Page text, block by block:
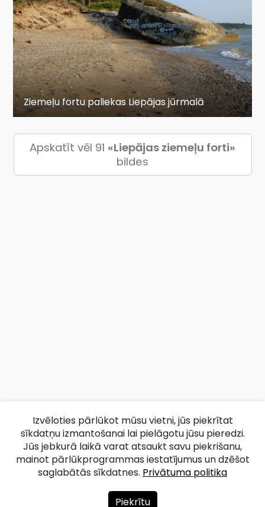
Ziemeļu fortu paliekas Liepājas jūrmalā
Apskatīt vēl 91 «Liepājas ziemeļu forti»
bildes
Izvēloties pārlūkot mūsu vietni, jūs piekrītat
sīkdatņu izmantošanai lai pielāgotu jūsu pieredzi.
Jūs jebkurā laikā varat atsaukt savu piekrišanu,
mainot pārlūkprogrammas iestatījumus un dzēšot
saglabātās sīkdatnes. Privātuma politika
Piekrītu